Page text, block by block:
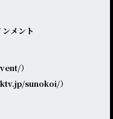
メント
）
sunokoi/）